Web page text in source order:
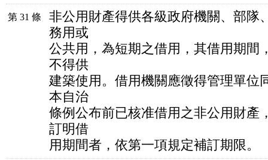
第 31 條
非公用財產得供各級政府機關、部隊
務用或
公共用，為短期之借用，其借用期間
不得供
建築使用。借用機關應徵得管理單位
本自治
條例公布前已核准借用之非公用財產
訂明借
用期間者，依第一項規定補訂期限。